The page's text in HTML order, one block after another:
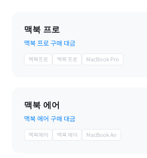
맥북 프로
맥북 프로 구매 대금
맥북프로 맥북 프로 MacBook Pro
맥북 에어
맥북 에어 구매 대금
맥북에어 맥북 에어 MacBook Air